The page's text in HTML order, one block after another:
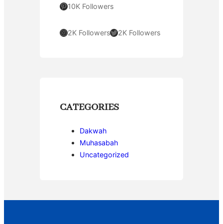
Pinterest 10K Followers
Instagram 2K FollowersTwitter 2K Followers
CATEGORIES
Dakwah
Muhasabah
Uncategorized